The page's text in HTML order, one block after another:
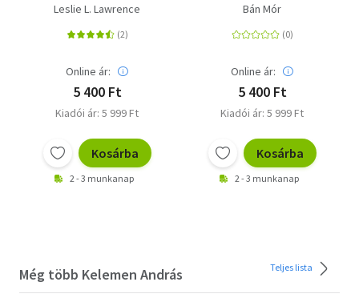
Leslie L. Lawrence
Online ár:
5 400 Ft
Kiadói ár: 5 999 Ft
Kosárba
2 - 3 munkanap
Bán Mór
Online ár:
5 400 Ft
Kiadói ár: 5 999 Ft
Kosárba
2 - 3 munkanap
Még több Kelemen András Teljes lista